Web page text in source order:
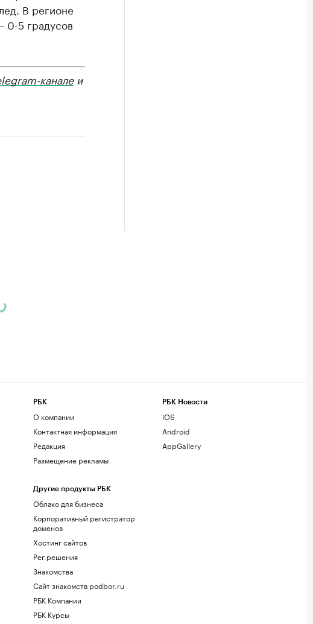
В регионе
0-5 градусов
каналеи
РБК
О компании
Контактная информация
Редакция
Размещение рекламы
Другие продукты РБК
Облако для бизнеса
Корпоративный регистратор
доменов
Хостинг сайтов
Рег.решения
Знакомства
Сайт знакомств podbor.ru
РБК Компании
РБК Курсы
РБК Новости
iOS
Android
AppGallery